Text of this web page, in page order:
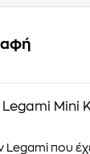
Legami Mini
Legami που